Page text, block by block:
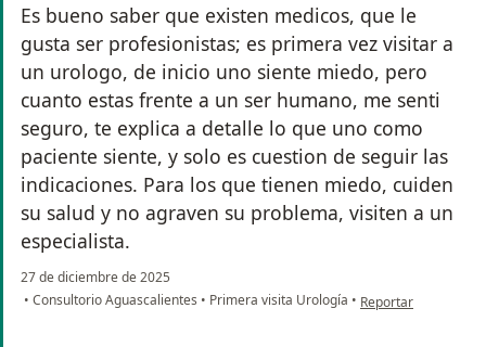
Es bueno saber que existen medicos, que le
gusta ser profesionistas; es primera vez visitar a
un urologo, de inicio uno siente miedo, pero
cuanto estas frente a un ser humano, me senti
seguro, te explica a detalle lo que uno como
paciente siente, y solo es cuestion de seguir las
indicaciones. Para los que tienen miedo, cuiden
su salud y no agraven su problema, visiten a un
especialista.
27 de diciembre de 2025
• Consultorio Aguascalientes • Primera visita Urología • en opinión del
Reportar